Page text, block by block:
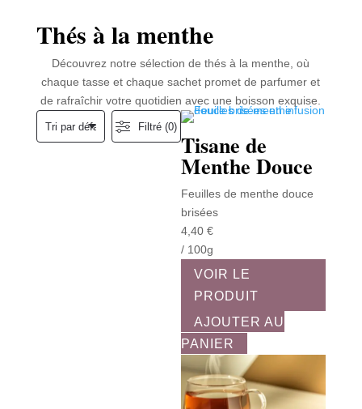
Thés à la menthe
Découvrez notre sélection de thés à la menthe, où
chaque tasse et chaque sachet promet de parfumer et
de rafraîchir votre quotidien avec une boisson exquise.
Filtré (0)
Tisane de
Menthe Douce
Feuilles de menthe douce
brisées
4,40 €
/ 100g
VOIR LE
PRODUIT
AJOUTER AU
PANIER